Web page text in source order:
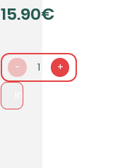
15.90€
- 1 +